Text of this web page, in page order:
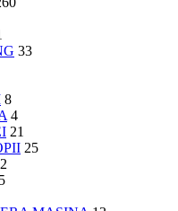
33
8
4
21
25
2
5